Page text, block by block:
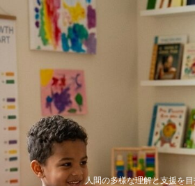
人間の多様な理解と支援を